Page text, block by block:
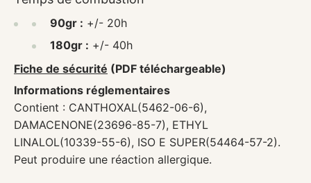
90gr : +/- 20h
180gr : +/- 40h
Fiche de sécurité (PDF téléchargeable)
Informations réglementaires
Contient : CANTHOXAL(5462-06-6),
DAMACENONE(23696-85-7), ETHYL
LINALOL(10339-55-6), ISO E SUPER(54464-57-2).
Peut produire une réaction allergique.